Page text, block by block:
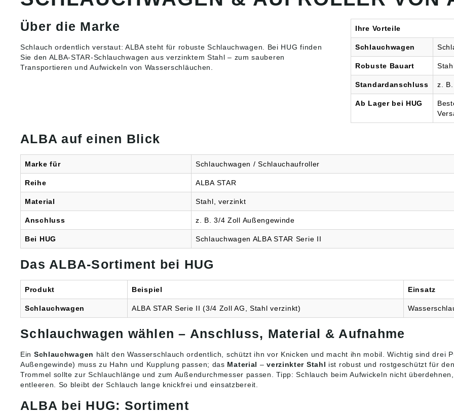
Handkurbel im Stahllager
Bequeme Transporthöhe:
Langer handlicher
Griffbügel, leicht zu
Montage, abnehmbarer
Griffbügel für
Technische Daten: •
1024 x 603 x 605 mm •
bar • Schlauchanschluss:
3/4" AG • Max.
Schlauchlänge: 1/2" = 120
m; 5/8" = 100 m; 3/4" = 80
m; 1" = 50 m Angaben
gemäß
Produktsicherheitsverordn
Pfattstrasse 5, 9536
Schwarzenbach SG, CH,
Über die Marke
Schlauch ordentlich verstaut: ALBA steht für robusteSchlauchwagen. Bei HUG finden
Sie den ALBA-STAR-Schlauchwagen aus verzinktem Stahl – zum sauberen
Transportieren und Aufwickeln von Wasserschläuchen.
Ihre Vorteile
Schlauchwagen
Robuste Bauart
Standardanschluss z.
Ab Lager bei HUG
ALBA auf einen Blick
Marke für Schlauchwagen / Schlauchaufroller
Reihe ALBA STAR
Material Stahl, verzinkt
Anschluss z. B. 3/4 Zoll Außengewinde
Bei HUG Schlauchwagen ALBA STAR Serie II
Das ALBA-Sortiment bei HUG
Produkt Beispiel Einsatz
Schlauchwagen ALBA STAR Serie II (3/4 Zoll AG, Stahl verzinkt)
Schlauchwagen wählen – Anschluss, Material & Aufnahme
Ein Schlauchwagen hält den Wasserschlauch ordentlich, schützt ihn vor Knicken und macht ihn mobil. Wichtig sind drei
Außengewinde) muss zu Hahn und Kupplung passen; das Material –verzinkter Stahl ist robust und rostgeschützt für
Trommel sollte zur Schlauchlänge und zum Außendurchmesser passen. Tipp: Schlauch beim Aufwickeln nicht
entleeren. So bleibt der Schlauch lange knickfrei und einsatzbereit.
ALBA bei HUG: Sortiment